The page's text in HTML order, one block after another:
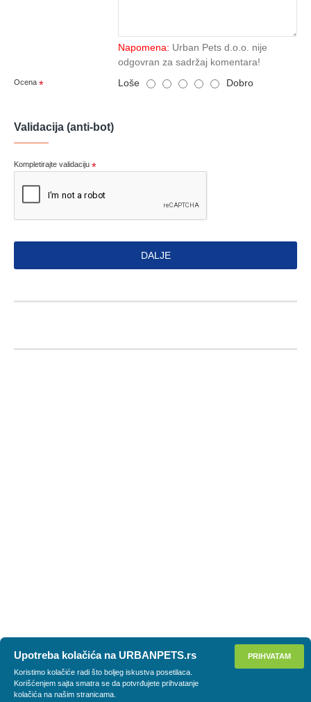
Napomena: Urban Pets d.o.o. nije
odgovran za sadržaj komentara!
Ocena Loše Dobro
Validacija (anti-bot)
Kompletirajte validaciju
DALJE
PRIHVATAM
Upotreba kolačića na URBANPETS.rs
Koristimo kolačiće radi što boljeg iskustva posetilaca.
Korišćenjem sajta smatra se da potvrđujete prihvatanje
kolačića na našim stranicama.